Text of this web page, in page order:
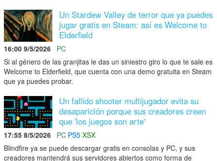
Un Stardew Valley de terror que ya puedes
jugar gratis en Steam: así es Welcome to
Elderfield
16:00 9/5/2026
PC
Si al género de las granjitas le das un siniestro giro lo que te sale es
Welcome to Elderfield, que cuenta con una demo gratuita en Steam
que ya puedes probar.
Un fallido shooter multijugador evita su
desaparición porque sus creadores creen
que 'los juegos son arte'
17:55 8/5/2026 PC PS5 XSX
Blindfire ya se puede descargar gratis en consolas y PC, y sus
creadores mantendrá sus servidores abiertos como forma de